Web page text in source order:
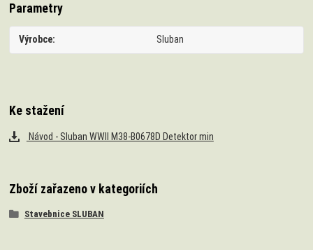
Parametry
Výrobce Sluban
Ke stažení
Návod - Sluban WWII M38-B0678D Detektor min
Zboží zařazeno v kategoriích
Stavebnice SLUBAN